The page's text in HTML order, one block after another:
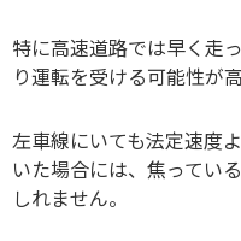
特に高速道路では早く走
り運転を受ける可能性が高
左車線にいても法定速度
いた場合には、焦ってい
しれません。